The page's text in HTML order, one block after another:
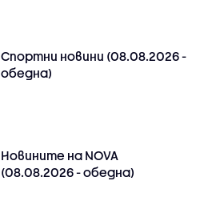
Спортни новини (08.08.2026 -
обедна)
Новините на NOVA
(08.08.2026 - обедна)